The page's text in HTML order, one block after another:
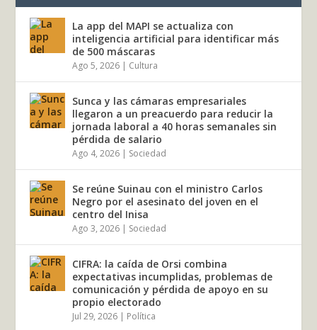
La app del MAPI se actualiza con
inteligencia artificial para identificar más
de 500 máscaras
Ago 5, 2026 | Cultura
Sunca y las cámaras empresariales
llegaron a un preacuerdo para reducir la
jornada laboral a 40 horas semanales sin
pérdida de salario
Ago 4, 2026 | Sociedad
Se reúne Suinau con el ministro Carlos
Negro por el asesinato del joven en el
centro del Inisa
Ago 3, 2026 | Sociedad
CIFRA: la caída de Orsi combina
expectativas incumplidas, problemas de
comunicación y pérdida de apoyo en su
propio electorado
Jul 29, 2026 | Política